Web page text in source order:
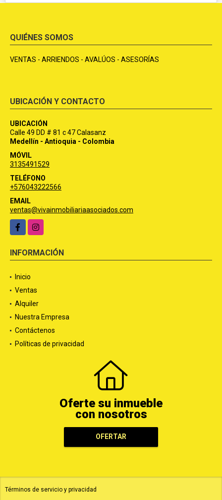
QUIÉNES SOMOS
VENTAS - ARRIENDOS - AVALÚOS - ASESORÍAS
UBICACIÓN Y CONTACTO
UBICACIÓN
Calle 49 DD # 81 c 47 Calasanz
Medellín - Antioquia - Colombia
MÓVIL
3135491529
TELÉFONO
+576043222566
EMAIL
ventas@vivainmobiliariaasociados.com
FacebookInstagram
INFORMACIÓN
Inicio
Ventas
Alquiler
Nuestra Empresa
Contáctenos
Políticas de privacidad
Oferte su inmueble
con nosotros
OFERTAR
Términos de servicio y privacidad